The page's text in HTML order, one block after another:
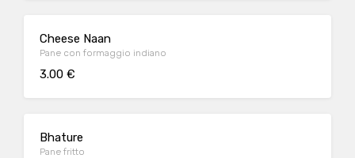
Cheese Naan
Pane con formaggio indiano
3.00 €
Bhature
Pane fritto